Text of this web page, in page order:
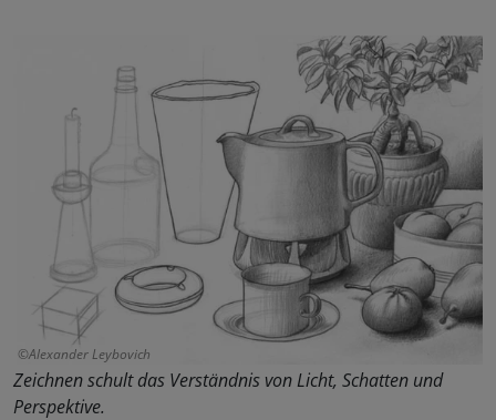
Alexander Leybovich
Zeichnen schult das Verständnis von Licht, Schatten und
Perspektive.